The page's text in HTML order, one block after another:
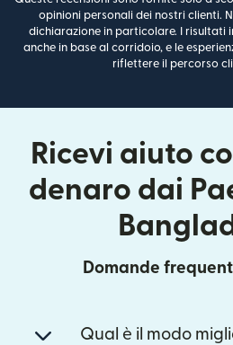
opinioni personali dei nostri clienti.
dichiarazione in particolare. I risultati
anche in base al corridoio, e le
riflettere il percorso
Ricevi aiuto
denaro dai
Domande
Qual è il modo